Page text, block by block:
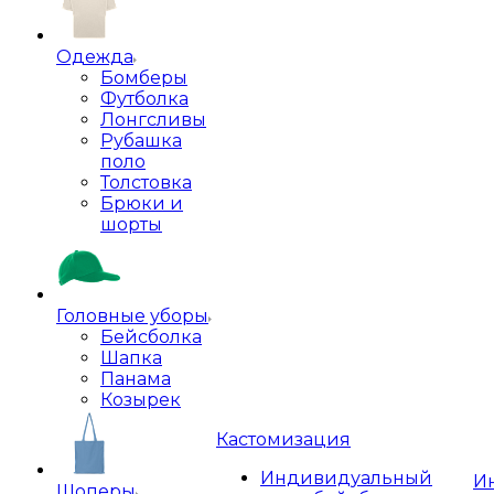
Одежда
Бомберы
Футболка
Лонгсливы
Рубашка
поло
Толстовка
Брюки и
шорты
Головные уборы
Бейсболка
Шапка
Панама
Козырек
Кастомизация
Индивидуальный